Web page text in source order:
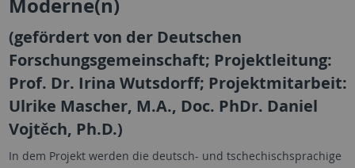
Moderne(n)
(gefördert von der Deutschen
Forschungsgemeinschaft; Projektleitung:
Prof. Dr. Irina Wutsdorff; Projektmitarbeit:
Ulrike Mascher, M.A., Doc. PhDr. Daniel
Vojtěch, Ph.D.)
In dem Projekt werden die deutsch- und tschechischsprachige